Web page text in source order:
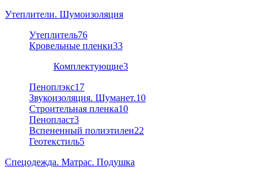
Утеплители. Шумоизоляция
Утеплитель76
Кровельные пленки33
Комплектующие3
Пеноплэкс17
Звукоизоляция. Шуманет.10
Строительная пленка10
Пенопласт3
Вспененный полиэтилен22
Геотекстиль5
Спецодежда. Матрас. Подушка